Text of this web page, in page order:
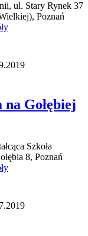
ul. Stary Rynek 37
Poznań
na Gołębiej
Szkoła
8, Poznań